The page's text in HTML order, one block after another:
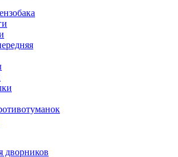
дворников